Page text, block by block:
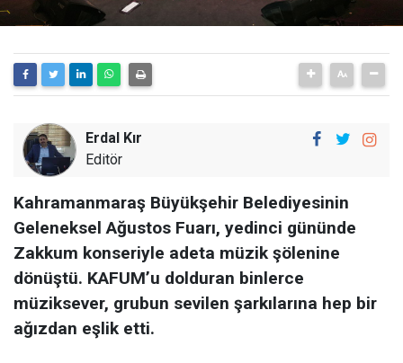
Erdal Kır
Editör
Kahramanmaraş Büyükşehir Belediyesinin
Geleneksel Ağustos Fuarı, yedinci gününde
Zakkum konseriyle adeta müzik şölenine
dönüştü. KAFUM’u dolduran binlerce
müziksever, grubun sevilen şarkılarına hep bir
ağızdan eşlik etti.